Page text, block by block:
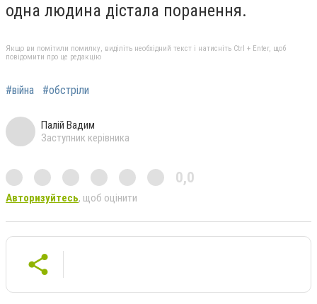
одна людина дістала поранення.
Якщо ви помітили помилку, виділіть необхідний текст і натисніть Ctrl + Enter, щоб
повідомити про це редакцію
#війна #обстріли
Палій Вадим
Заступник керівника
0,0
Авторизуйтесь, щоб оцінити